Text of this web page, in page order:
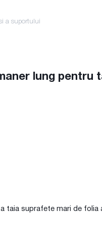
a suportului
lung pentru
taia suprafete mari de folia